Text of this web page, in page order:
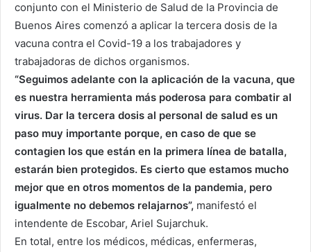
conjunto con el Ministerio de Salud de la Provincia de
Buenos Aires comenzó a aplicar la tercera dosis de la
vacuna contra el Covid-19 a los trabajadores y
trabajadoras de dichos organismos.
“Seguimos adelante con la aplicación de la vacuna, que
es nuestra herramienta más poderosa para combatir al
virus. Dar la tercera dosis al personal de salud es un
paso muy importante porque, en caso de que se
contagien los que están en la primera línea de batalla,
estarán bien protegidos. Es cierto que estamos mucho
mejor que en otros momentos de la pandemia, pero
igualmente no debemos relajarnos”, manifestó el
intendente de Escobar, Ariel Sujarchuk.
En total, entre los médicos, médicas, enfermeras,